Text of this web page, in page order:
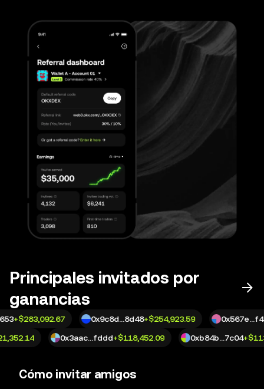
Principales invitados por
ganancias
+$283,092.67 0x9c8d...8d48+$254,923.59
0x3aac...fddd+$118,452.09 0xb84b...7c04+
Cómo invitar amigos